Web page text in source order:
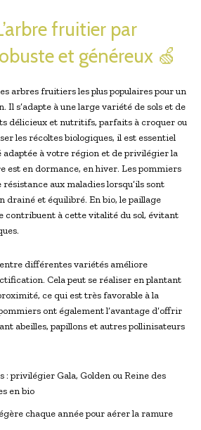
fruitier par
et généreux 🍏
arbres fruitiers les plus populaires pour un
Il s’adapte à une large variété de sols et de
délicieux et nutritifs, parfaits à croquer ou
les récoltes biologiques, il est essentiel
adaptée à votre région et de privilégier la
est en dormance, en hiver. Les pommiers
aux maladies lorsqu’ils sont
drainé et équilibré. En bio, le paillage
contribuent à cette vitalité du sol, évitant
différentes variétés améliore
Cela peut se réaliser en plantant
ce qui est très favorable à la
ont également l’avantage d’offrir
abeilles, papillons et autres pollinisateurs
: privilégier Gala, Golden ou Reine des
en bio
chaque année pour aérer la ramure